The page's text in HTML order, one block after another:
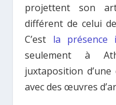
projettent son
différent de celui
C’est la présence
seulement à
juxtaposition
avec des œuvres